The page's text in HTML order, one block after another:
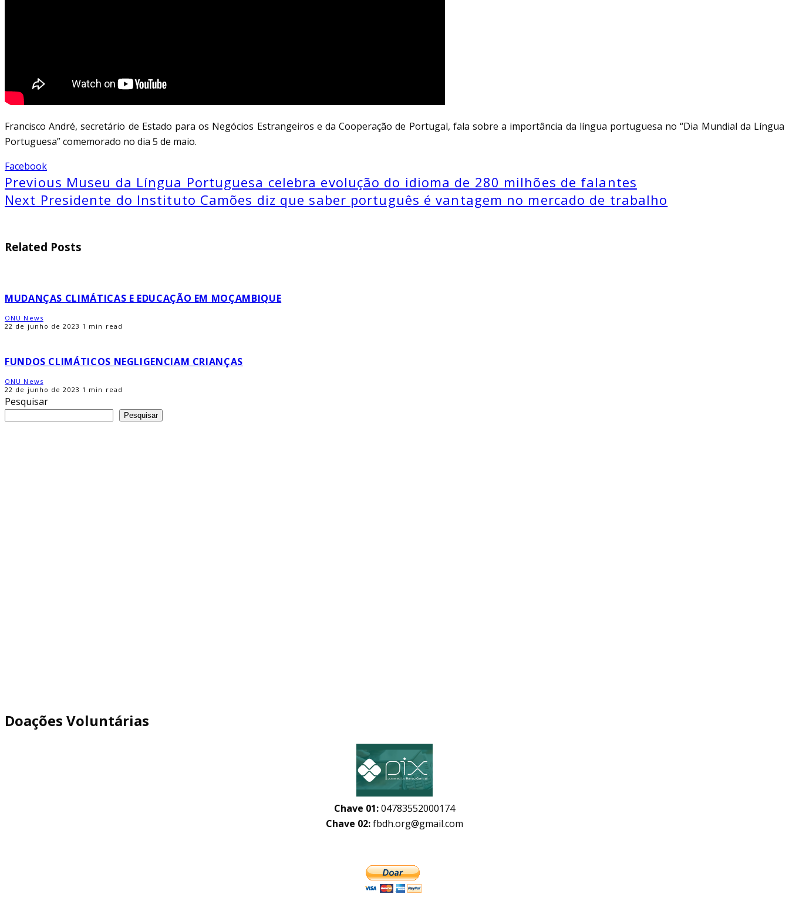
Francisco André, secretário de Estado para os Negócios Estrangeiros e da Cooperação de Portugal, fala sobre a importância da língua portuguesa no “Dia Mundial da Língua
Portuguesa” comemorado no dia 5 de maio.
Facebook
Previous Museu da Língua Portuguesa celebra evolução do idioma de 280 milhões de falantes
Next Presidente do Instituto Camões diz que saber português é vantagem no mercado de trabalho
Related Posts
MUDANÇAS CLIMÁTICAS E EDUCAÇÃO EM MOÇAMBIQUE
ONU News
22 de junho de 2023 1 min read
FUNDOS CLIMÁTICOS NEGLIGENCIAM CRIANÇAS
ONU News
22 de junho de 2023 1 min read
Pesquisar
Pesquisar
Doações Voluntárias
Chave 01:04783552000174
Chave 02:fbdh.org@gmail.com